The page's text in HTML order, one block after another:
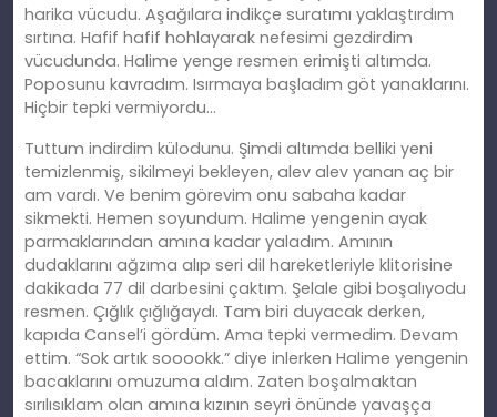
harika vücudu. Aşağılara indikçe suratımı yaklaştırdım
sırtına. Hafif hafif hohlayarak nefesimi gezdirdim
vücudunda. Halime yenge resmen erimişti altımda.
Poposunu kavradım. Isırmaya başladım göt yanaklarını.
Hiçbir tepki vermiyordu…
Tuttum indirdim külodunu. Şimdi altımda belliki yeni
temizlenmiş, sikilmeyi bekleyen, alev alev yanan aç bir
am vardı. Ve benim görevim onu sabaha kadar
sikmekti. Hemen soyundum. Halime yengenin ayak
parmaklarından amına kadar yaladım. Amının
dudaklarını ağzıma alıp seri dil hareketleriyle klitorisine
dakikada 77 dil darbesini çaktım. Şelale gibi boşalıyodu
resmen. Çığlık çığlığaydı. Tam biri duyacak derken,
kapıda Cansel’i gördüm. Ama tepki vermedim. Devam
ettim. “Sok artık sooookk.” diye inlerken Halime yengenin
bacaklarını omuzuma aldım. Zaten boşalmaktan
sırılısıklam olan amına kızının seyri önünde yavaşça